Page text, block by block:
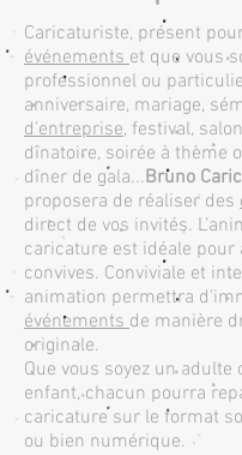
​Caricaturiste, présent
événementset que vous
professionnel ou
anniversaire, mariage,
d'entreprise, festival,
dînatoire, soirée à thème
dîner de gala...Bruno
proposera de réaliser des
direct de vos invités.
caricature est idéale pour
convives. Conviviale et
animation permettra
événementsde manière
originale.
Que vous soyez un adulte
enfant, chacun pourra
caricature sur le format
ou bien numérique.